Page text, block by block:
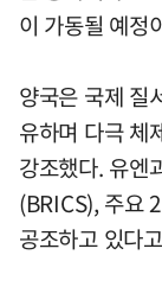
이 가동될 예정
양국은 국제 질
유하며 다극 체
강조했다. 유엔
(BRICS), 주요
공조하고 있다